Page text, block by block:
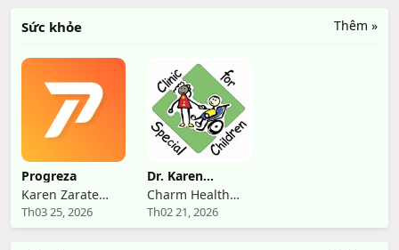
Thêm »
Sức khỏe
Progreza
Karen Zarate
Personal
Training
Th03 25, 2026
Dr. Karen
Harum, MD
Charm Health
Apps /
MedicalMine
Th02 21, 2026